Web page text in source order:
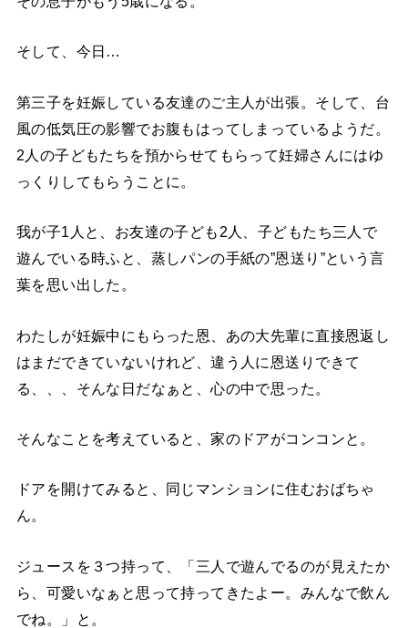
そして、今日…
第三子を妊娠している友達のご主人が出張。そして、台
風の低気圧の影響でお腹もはってしまっているようだ。
2人の子どもたちを預からせてもらって妊婦さんにはゆ
っくりしてもらうことに。
我が子1人と、お友達の子ども2人、子どもたち三人で
遊んでいる時ふと、蒸しパンの手紙の”恩送り”という言
葉を思い出した。
わたしが妊娠中にもらった恩、あの大先輩に直接恩返し
はまだできていないけれど、違う人に恩送りできて
る、、、そんな日だなぁと、心の中で思った。
そんなことを考えていると、家のドアがコンコンと。
ドアを開けてみると、同じマンションに住むおばちゃ
ん。
ジュースを３つ持って、「三人で遊んでるのが見えたか
ら、可愛いなぁと思って持ってきたよー。みんなで飲ん
でね。」と。